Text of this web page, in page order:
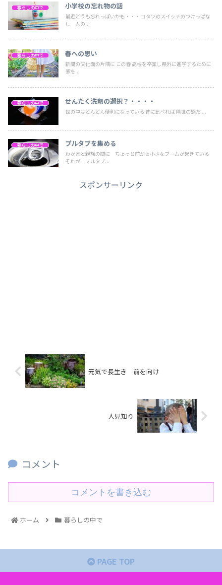
暮らしの中で 小学校の忘れ物の話
最近どうも忘れっぽいかも・・・ コタツのスイッチのつけっぱな
し 人の...
暮らしの中で 春への思い
新聞の文化面の片隅に この春 高校を卒業し県外に進学するために
家を...
暮らしの中で せんたく洗剤の選択？・・・・
世の中はどんどん便利になっている 昔に比べれば 隔世の感だ ...
暮らしの中で プルタブを集める
わが家と親族の間に ちょっと前から小さなブームが起きている
それが プルタブ...
スポンサーリンク
元気で長生き 前を向け
人見知り
コメント
コメントを書き込む
ホーム 暮らしの中で
PAGE TOP